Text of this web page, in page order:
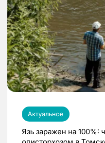
Актуальное
Язь заражен на 100%: